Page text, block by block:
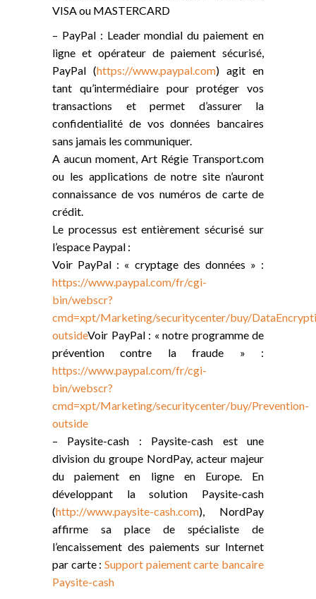
VISA ou MASTERCARD
– PayPal : Leader mondial du paiement en
ligne et opérateur de paiement sécurisé,
PayPal (https://www.paypal.com) agit en
tant qu’intermédiaire pour protéger vos
transactions et permet d’assurer la
confidentialité de vos données bancaires
sans jamais les communiquer.
A aucun moment, Art Régie Transport.com
ou les applications de notre site n’auront
connaissance de vos numéros de carte de
crédit.
Le processus est entièrement sécurisé sur
l’espace Paypal :
Voir PayPal : « cryptage des données » :
https://www.paypal.com/fr/cgi-
bin/webscr?
cmd=xpt/Marketing/securitycenter/buy/
outsideVoir PayPal : « notre programme de
prévention contre la fraude » :
https://www.paypal.com/fr/cgi-
bin/webscr?
cmd=xpt/Marketing/securitycenter/buy/Prevention-
outside
– Paysite-cash : Paysite-cash est une
division du groupe NordPay, acteur majeur
du paiement en ligne en Europe. En
développant la solution Paysite-cash
(http://www.paysite-cash.com), NordPay
affirme sa place de spécialiste de
l’encaissement des paiements sur Internet
par carte : Support paiement carte bancaire
Paysite-cash